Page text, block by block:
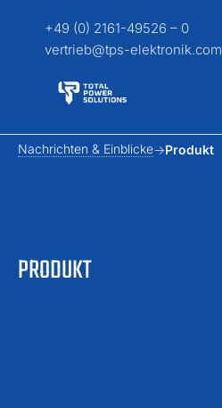
+49 (0) 2161-49526 – 0
vertrieb@tps-elektronik.com
PRODUKT
Nachrichten & Einblicke Produkt